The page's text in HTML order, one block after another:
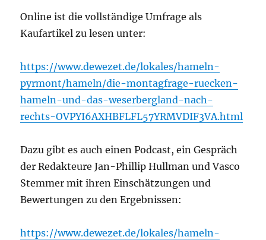
Online ist die vollständige Umfrage als
Kaufartikel zu lesen unter:
https://www.dewezet.de/lokales/hameln-
pyrmont/hameln/die-montagfrage-ruecken-
hameln-und-das-weserbergland-nach-
rechts-OVPYI6AXHBFLFL57YRMVDIF3VA.html
Dazu gibt es auch einen Podcast, ein Gespräch
der Redakteure Jan-Phillip Hullman und Vasco
Stemmer mit ihren Einschätzungen und
Bewertungen zu den Ergebnissen:
https://www.dewezet.de/lokales/hameln-